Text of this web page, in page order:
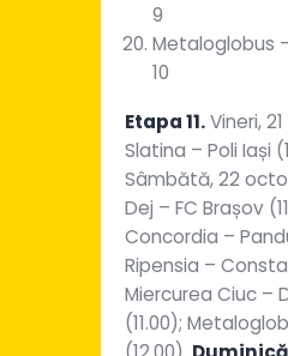
9
Metaloglobus
10
Etapa 11.Vineri,
Slatina – Poli Iași
Sâmbătă, 22
Dej – FC Brașov
Concordia –
Ripensia –
Miercurea Ciuc –
(11.00);